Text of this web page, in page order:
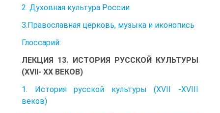
2. Духовная культура России
З.Православная церковь, музыка и иконопись
Глоссарий:
ЛЕКЦИЯ 13. ИСТОРИЯ РУССКОЙ КУЛЬТУРЫ
(XVII- XX ВЕКОВ)
1. История русской культуры (XVII -XVIII
веков)